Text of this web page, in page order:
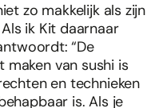
zo makkelijk als zijn
ik Kit daarnaar
“De
maken van sushi is
en technieken
is. Als je